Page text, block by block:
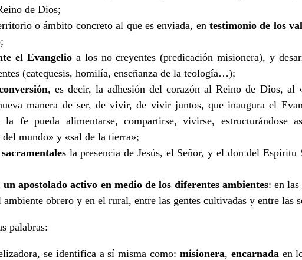
de Dios;
o ámbito concreto al que es enviada, en testimonio de los
el Evangelioa los no creyentes (predicación misionera), y
(catequesis, homilía, enseñanza de la teología…);
, es decir, la adhesión del corazón al Reino de Dios, al
manera de ser, de vivir, de vivir juntos, que inaugura el
la fe pueda alimentarse, compartirse, vivirse, estructurándose
mundo» y «sal de la tierra»;
la presencia de Jesús, el Señor, y el don del Espíritu
un apostolado activo en medio de los diferentes ambientes: en las
ambiente obrero y en el rural, entre las gentes cultivadas y entre las
palabras:
se identifica a sí misma como: misionera, encarnada en